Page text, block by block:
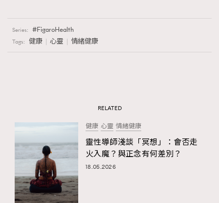
Series: FigaroHealth
Tags: 健康 心靈 情緒健康
RELATED
健康 心靈 情緒健康
靈性導師淺談「冥想」：會否走
火入魔？與正念有何差別？
18.05.2026